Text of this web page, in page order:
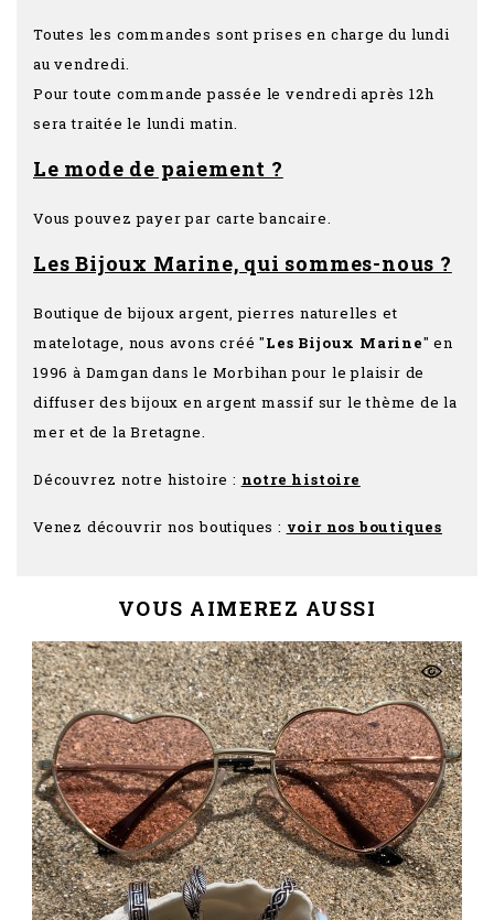
Toutes les commandes sont prises en charge du lundi
au vendredi.
Pour toute commande passée le vendredi après 12h
sera traitée le lundi matin.
Le mode de paiement ?
Vous pouvez payer par carte bancaire.
Les Bijoux Marine, qui sommes-nous ?
Boutique de bijoux argent, pierres naturelles et
matelotage, nous avons créé "Les Bijoux Marine" en
1996 à Damgan dans le Morbihan pour le plaisir de
diffuser des bijoux en argent massif sur le thème de la
mer et de la Bretagne.
Découvrez notre histoire : notre histoire
Venez découvrir nos boutiques : voir nos boutiques
VOUS AIMEREZ AUSSI